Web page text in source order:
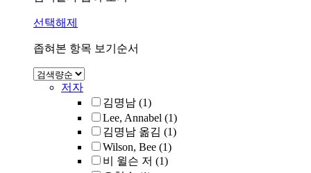
선택해제
좁혀본 항목 보기순서
저자
김명남 (1)
Lee, Annabel (1)
김명남 옮김 (1)
Wilson, Bee (1)
비 윌슨 저 (1)